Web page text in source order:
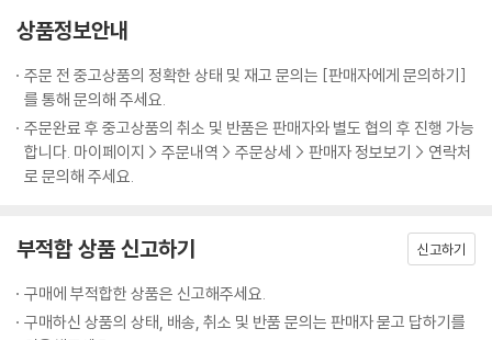
상품정보안내
주문 전 중고상품의 정확한 상태 및 재고 문의는 [판매자에게 문의하기]
를 통해 문의해 주세요.
주문완료 후 중고상품의 취소 및 반품은 판매자와 별도 협의 후 진행 가능
합니다. 마이페이지 > 주문내역 > 주문상세 > 판매자 정보보기 > 연락처
로 문의해 주세요.
부적합 상품 신고하기 신고하기
구매에 부적합한 상품은 신고해주세요.
구매하신 상품의 상태, 배송, 취소 및 반품 문의는 판매자 묻고 답하기를